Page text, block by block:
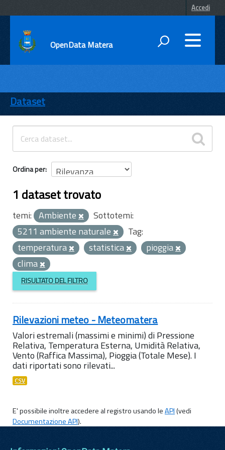
Accedi
OpenData Matera
ENTI
TEMI
INFORMAZIONI
Dataset
Ordina per
1 dataset trovato
temi: Ambiente
Sottotemi:
5211 ambiente naturale
Tag:
temperatura
statistica
pioggia
clima
RISULTATO DEL FILTRO
Rilevazioni meteo - Meteomatera
Valori estremali (massimi e minimi) di Pressione
Relativa, Temperatura Esterna, Umidità Relativa,
Vento (Raffica Massima), Pioggia (Totale Mese). I
dati riportati sono rilevati...
CSV
E' possibile inoltre accedere al registro usando leAPI(vedi
Documentazione API).